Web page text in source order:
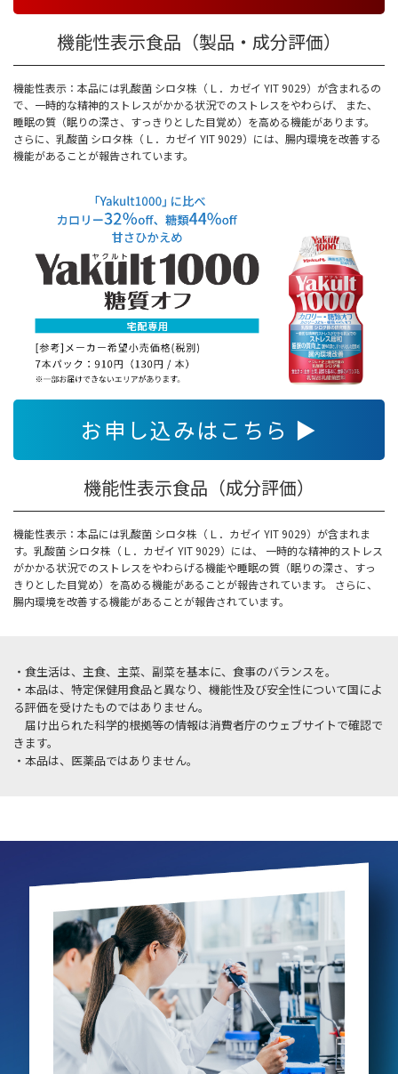
機能性表示食品（製品・成分評価）
機能性表示：本品には乳酸菌 シロタ株（Ｌ．カゼイ YIT 9029）が含まれるの
で、一時的な精神的ストレスがかかる状況でのストレスをやわらげ、 また、
睡眠の質（眠りの深さ、すっきりとした目覚め）を高める機能があります。
さらに、乳酸菌 シロタ株（Ｌ．カゼイ YIT 9029）には、腸内環境を改善する
機能があることが報告されています。
お申し込みはこちら ▶
機能性表示食品（成分評価）
機能性表示：本品には乳酸菌 シロタ株（Ｌ．カゼイ YIT 9029）が含まれま
す。乳酸菌 シロタ株（Ｌ．カゼイ YIT 9029）には、 一時的な精神的ストレス
がかかる状況でのストレスをやわらげる機能や睡眠の質（眠りの深さ、すっ
きりとした目覚め）を高める機能があることが報告されています。 さらに、
腸内環境を改善する機能があることが報告されています。
・食生活は、主食、主菜、副菜を基本に、食事のバランスを。
・本品は、特定保健用食品と異なり、機能性及び安全性について国によ
る評価を受けたものではありません。
届け出られた科学的根拠等の情報は消費者庁のウェブサイトで確認で
きます。
・本品は、医薬品ではありません。